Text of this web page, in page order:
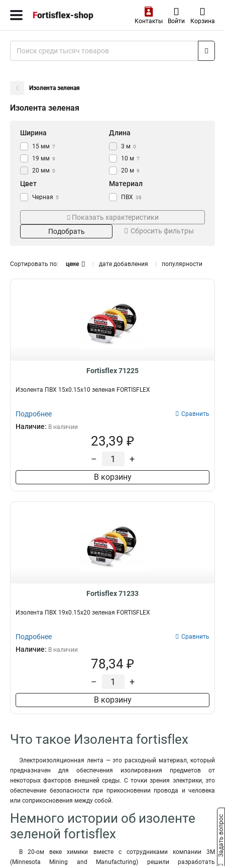
Контакты Войти Корзина
Изолента зеленая
Изолента зеленая
Ширина
15 мм 7
19 мм 9
20 мм 0
Длина
3 м 0
10 м 7
20 м 9
Цвет
Черная 5
Синяя 3
Белая 5
Желто-зеленая
Материал
ПВХ 38
ХБ 1
Показать характеристики
Подобрать
Сбросить фильтры
Сортировать по: цене дате добавления популярности
Fortisflex 71225
Изолента ПВХ 15х0.15х10 зеленая FORTISFLEX
Подробнее Сравнить
Наличие: В наличии
23,39 ₽
– +
В корзину
Fortisflex 71233
Изолента ПВХ 19х0.15х20 зеленая FORTISFLEX
Подробнее Сравнить
Наличие: В наличии
78,34 ₽
– +
В корзину
Что такое Изолента fortisflex
Электроизоляционная лента — это расходный материал, который
предназначен для обеспечения изолирования предметов от
некоторых факторов внешней среды. С точки зрения электрики, это
обеспечение безопасности при прикосновении провода и человека
или соприкосновения между собой.
Немного истории об изоленте
зеленой fortisflex
В 20-ом веке химики вместе с сотрудниками компании 3М
(Minnesota Mining and Manufacturing) решили разработать
Задать вопрос